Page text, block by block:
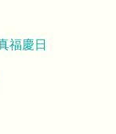
福慶日